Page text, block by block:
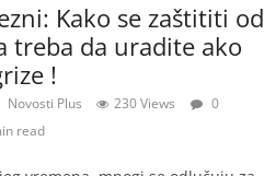
Kako se zaštititi od
treba da uradite ako
!
Novosti Plus 230 Views
0
read